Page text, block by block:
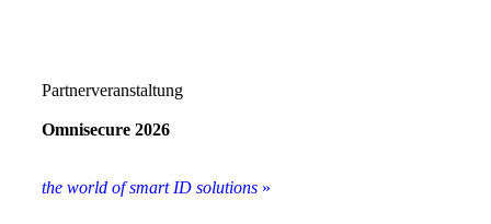
Partnerveranstaltung
Omnisecure 2026
the world of smart ID solutions »